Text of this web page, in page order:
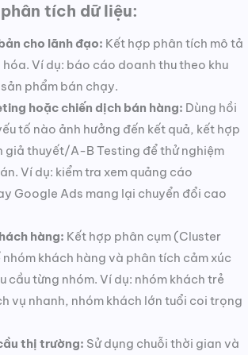
tích dữ liệu:
cho lãnh đạo: Kết hợp phân tích mô tả
Ví dụ: báo cáo doanh thu theo khu
phẩm bán chạy.
hoặc chiến dịch bán hàng: Dùng hồi
tố nào ảnh hưởng đến kết quả, kết hợp
giả thuyết/A-B Testing để thử nghiệm
Ví dụ: kiểm tra xem quảng cáo
Google Ads mang lại chuyển đổi cao
hàng: Kết hợp phân cụm (Cluster
khách hàng và phân tích cảm xúc
cầu từng nhóm. Ví dụ: nhóm khách trẻ
vụ nhanh, nhóm khách lớn tuổi coi trọng
thị trường: Sử dụng chuỗi thời gian và